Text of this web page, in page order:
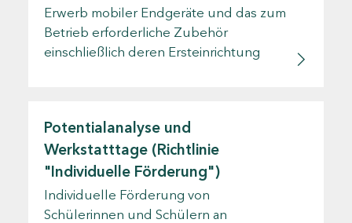
Erwerb mobiler Endgeräte und das zum
Betrieb erforderliche Zubehör
einschließlich deren Ersteinrichtung
Potentialanalyse und
Werkstatttage (Richtlinie
"Individuelle Förderung")
Individuelle Förderung von
Schülerinnen und Schülern an